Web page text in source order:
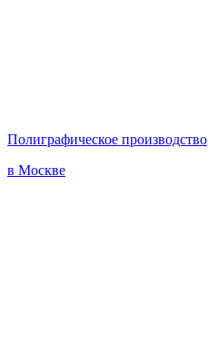
Полиграфическое производство
в Москве